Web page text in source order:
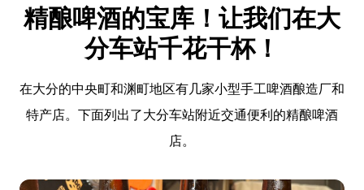
精酿啤酒的宝库！让我们在大
分车站千花干杯！
在大分的中央町和渊町地区有几家小型手工啤酒酿造厂和
特产店。下面列出了大分车站附近交通便利的精酿啤酒
店。